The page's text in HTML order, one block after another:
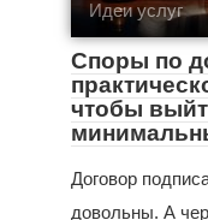
Идеи услуг
Споры по
чтобы
Договор
довольны. А